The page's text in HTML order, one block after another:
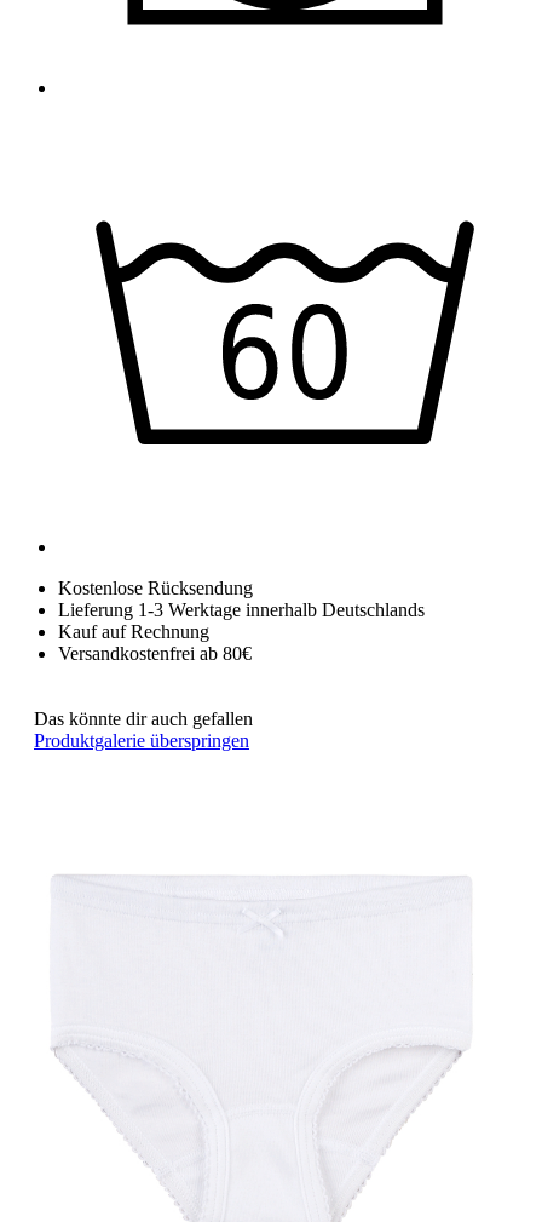
Kostenlose Rücksendung
Lieferung 1-3 Werktage innerhalb Deutschlands
Kauf auf Rechnung
Versandkostenfrei ab 80€
Das könnte dir auch gefallen
Produktgalerie überspringen